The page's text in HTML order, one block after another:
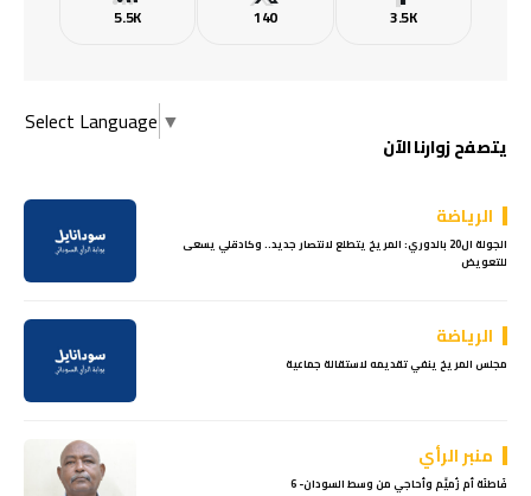
3.5K
140
5.5K
Select Language ▼
يتصفح زوارنا الآن
الرياضة
الجولة ال20 بالدوري: المريخ يتطلع لانتصار جديد.. وكادقلي يسعى
للتعويض
الرياضة
مجلس المريخ ينفي تقديمه لاستقالة جماعية
منبر الرأي
فَاطنَة أم زُميِّم وأحاجي من وسط السودان- 6